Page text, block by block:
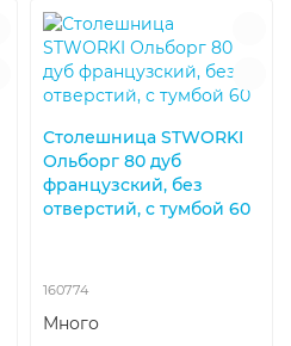
Столешница STWORKI
Ольборг 80 дуб
французский, без
отверстий, с тумбой 60
160774
Много